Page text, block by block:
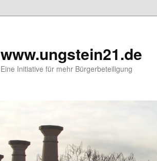
www.ungstein21.de
Eine Initiative für mehr Bürgerbeteiligung